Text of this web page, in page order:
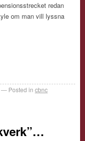
redan
om man vill lyssna
Posted in cbnc